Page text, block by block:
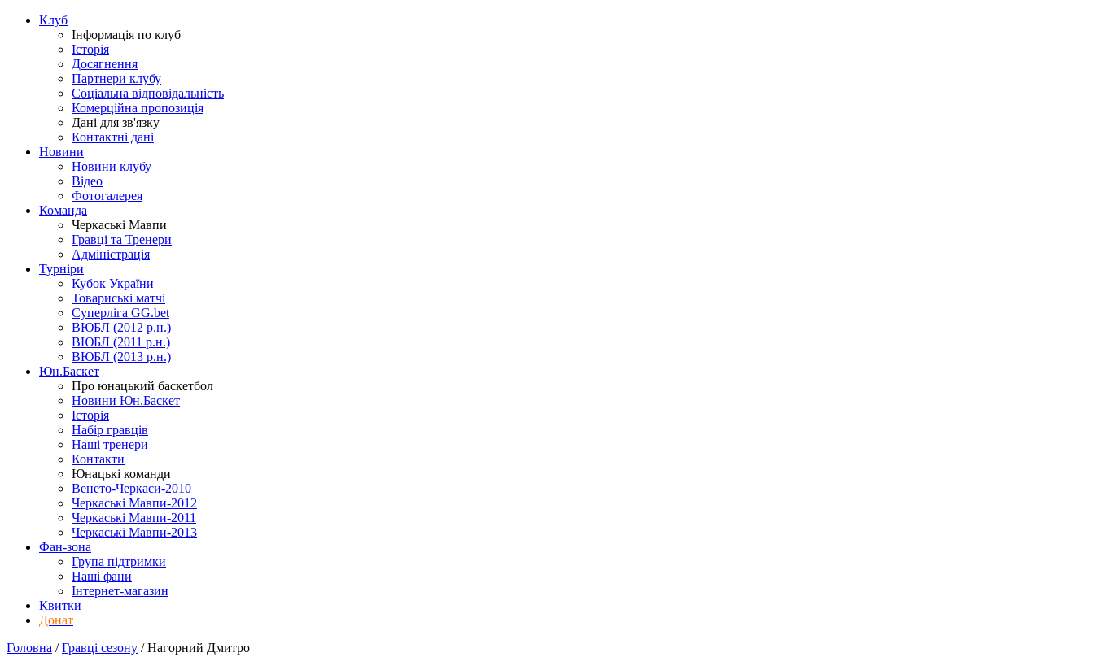
Клуб
Інформація по клуб
Історія
Досягнення
Партнери клубу
Соціальна відповідальність
Комерційна пропозиція
Дані для зв'язку
Контактні дані
Новини
Новини клубу
Відео
Фотогалерея
Команда
Черкаські Мавпи
Гравці та Тренери
Адміністрація
Турніри
Кубок України
Товариські матчі
Суперліга GG.bet
ВЮБЛ (2012 р.н.)
ВЮБЛ (2011 р.н.)
ВЮБЛ (2013 р.н.)
Юн.Баскет
Про юнацький баскетбол
Новини Юн.Баскет
Історія
Набір гравців
Наші тренери
Контакти
Юнацькі команди
Венето-Черкаси-2010
Черкаські Мавпи-2012
Черкаські Мавпи-2011
Черкаські Мавпи-2013
Фан-зона
Група підтримки
Наші фани
Інтернет-магазин
Квитки
Донат
Головна /Гравці сезону /Нагорний Дмитро